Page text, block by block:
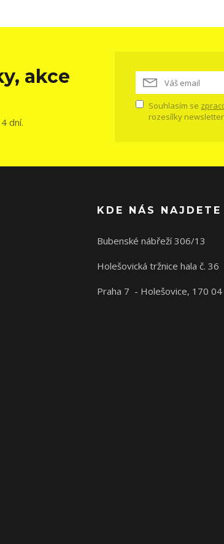
akce
dní.
Souhlasím se
rozesílky
KDE NÁS NAJDETE
Bubenské nábřeží 306/13
Holešovická tržnice hala č. 36
Praha 7 - Holešovice, 170 04